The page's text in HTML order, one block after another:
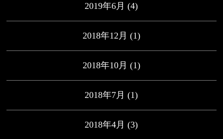
2019年6月 (4)
2018年12月 (1)
2018年10月 (1)
2018年7月 (1)
2018年4月 (3)